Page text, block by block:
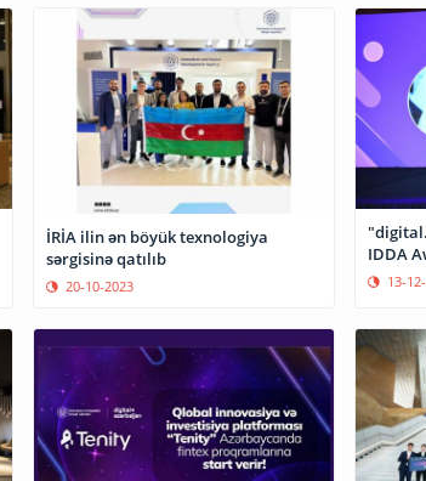
İRİA ilin ən böyük texnologiya
sərgisinə qatılıb
20-10-2023
IDDA
13-